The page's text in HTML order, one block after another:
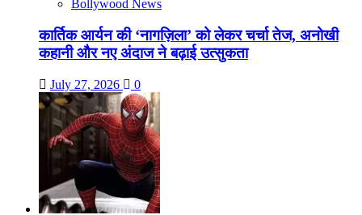
Bollywood News
कार्तिक आर्यन की ‘नागज़िला’ को लेकर चर्चा तेज, अनोखी
कहानी और नए अंदाज ने बढ़ाई उत्सुकता
July 27, 2026 0